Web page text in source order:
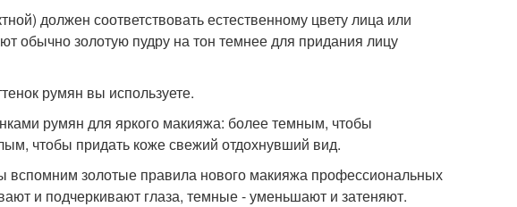
должен соответствовать естественному цвету лица или
обычно золотую пудру на тон темнее для придания лицу
румян вы используете.
румян для яркого макияжа: более темным, чтобы
чтобы придать коже свежий отдохнувший вид.
вспомним золотые правила нового макияжа профессиональных
и подчеркивают глаза, темные - уменьшают и затеняют.